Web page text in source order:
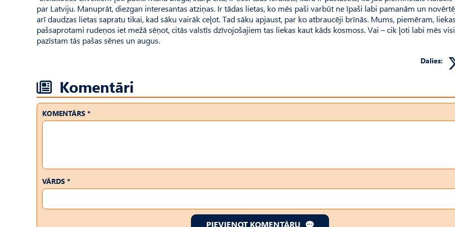
par Latviju. Manuprāt, diezgan interesantas atziņas. Ir tādas lietas, ko mēs paši varbūt ne īpaši labi pamanām un
arī daudzas lietas sapratu tikai, kad sāku vairāk ceļot. Tad sāku apjaust, par ko atbraucēji brīnās. Mums, piemēram, liekas
pašsaprotami rudeņos iet mežā sēņot, citās valstīs dzīvojošajiem tas liekas kaut kāds kosmoss. Vai – cik ļoti labi mēs visi
pazīstam tās pašas sēnes un augus.
Dalies:
Komentāri
KOMENTĀRS *
VĀRDS *
PIEVIENOT KOMENTĀRU